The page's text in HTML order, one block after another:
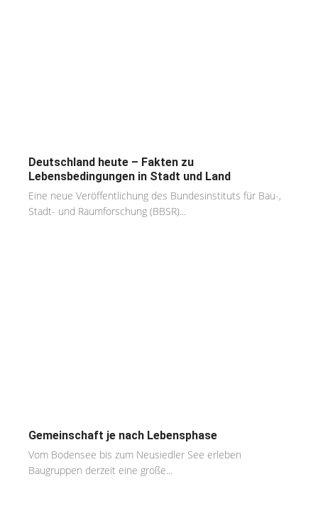
Deutschland heute – Fakten zu
Lebensbedingungen in Stadt und Land
Eine neue Veröffentlichung des Bundesinstituts für Bau-,
Stadt- und Raumforschung (BBSR)...
Gemeinschaft je nach Lebensphase
Vom Bodensee bis zum Neusiedler See erleben
Baugruppen derzeit eine große...